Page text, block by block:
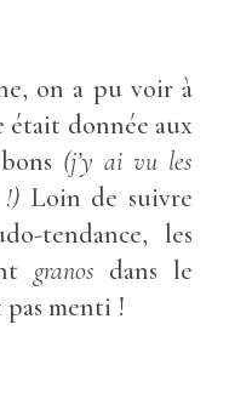
on a pu voir à
était donnée aux
(j’y ai vu les
Loin de suivre
tendance, les
granos dans le
pas menti !